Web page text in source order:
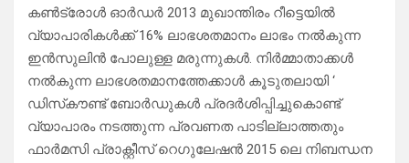
കൺട്രോൾ ഓർഡർ 2013 മുഖാന്തിരം റീട്ടെയില്‍
വ്യാപാരികള്‍ക്ക് 16% ലാഭശതമാനം ലാഭം നല്‍കുന്ന
ഇൻസുലിൻ പോലുള്ള മരുന്നുകള്‍. നിര്‍മ്മാതാക്കള്‍
നല്‍കുന്ന ലാഭശതമാനത്തേക്കാള്‍ കൂടുതലായി ‘
ഡിസ്‌കൗണ്ട് ബോർഡുകൾ പ്രദര്‍ശിപ്പിച്ചുകൊണ്ട്
വ്യാപാരം നടത്തുന്ന പ്രവണത പാടില്ലാത്തതും
ഫാർമസി പ്രാക്റ്റീസ് റെഗുലേഷൻ 2015 ലെ നിബന്ധന